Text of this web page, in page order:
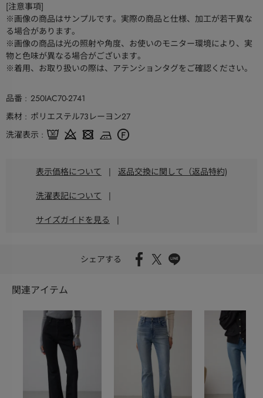
[注意事項]
※画像の商品はサンプルです。実際の商品と仕様、加工が若干異な
る場合があります。
※画像の商品は光の照射や角度、お使いのモニター環境により、実
物と色味が異なる場合がございます。
※着用、お取り扱いの際は、アテンションタグをご確認ください。
品番
250IAC70-2741
素材
ポリエステル73レーヨン27
洗濯表示
表示価格について | 返品交換に関して（返品特約)
洗濯表記について |
サイズガイドを見る |
シェアする
関連アイテム